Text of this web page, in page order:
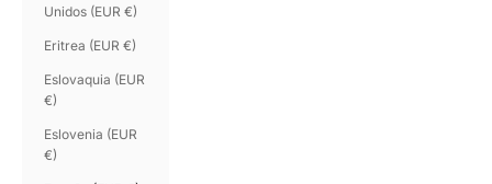
Unidos (EUR €)
Eritrea (EUR €)
Eslovaquia (EUR
€)
Eslovenia (EUR
€)